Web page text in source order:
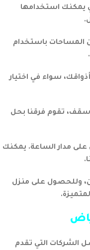
يمكنك استخدامها
المساحات باستخدام
سواء في اختيار
تقوم فرقنا بحل
مدار الساعة. يمكنك
وللحصول على منزل
الشركات التي تقدم